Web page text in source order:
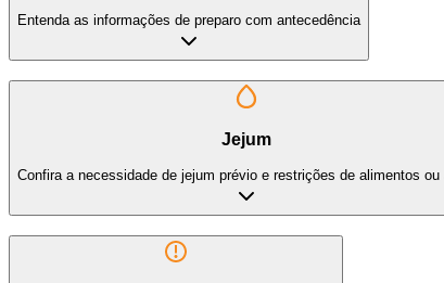
Entenda as informações de preparo com antecedência
Jejum
Confira a necessidade de jejum prévio e restrições de alimentos ou